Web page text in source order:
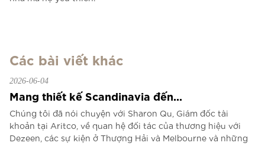
Các bài viết khác
2026-06-04
Mang thiết kế Scandinavia đến...
Chúng tôi đã nói chuyện với Sharon Qu, Giám đốc tài
khoản tại Aritco, về quan hệ đối tác của thương hiệu với
Dezeen, các sự kiện ở Thượng Hải và Melbourne và những